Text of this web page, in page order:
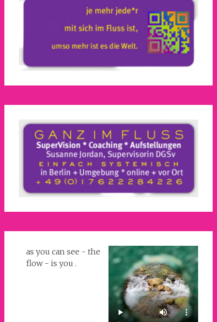
as you can see - the
flow - is you .